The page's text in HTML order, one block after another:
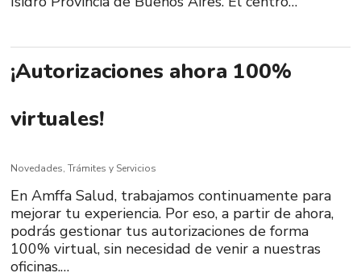
¡Autorizaciones ahora 100%
virtuales!
Novedades,Trámites y Servicios
En Amffa Salud, trabajamos continuamente para
mejorar tu experiencia. Por eso, a partir de ahora,
podrás gestionar tus autorizaciones de forma
100% virtual, sin necesidad de venir a nuestras
oficinas.…